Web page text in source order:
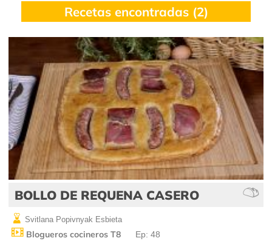
Recetas encontradas (2)
BOLLO DE REQUENA CASERO
Svitlana Popivnyak Esbieta
Blogueros cocineros T8 Ep: 48